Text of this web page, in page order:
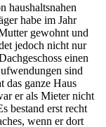
haushaltsnahen
habe im Jahr
gewohnt und
jedoch nicht nur
einen
sind
das ganze Haus
er als Mieter nicht
bestand erst recht
wenn er dort